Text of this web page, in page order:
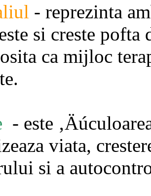
- reprezinta
si creste
ca mijloc
- este
viata,
si a